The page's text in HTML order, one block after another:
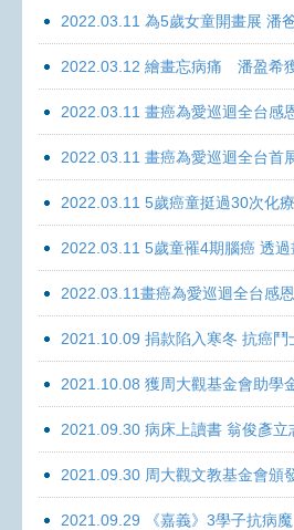
2022.03.11 為5歲女童開畫展 潘
2022.03.12 繪畫忘病痛 潘盈希
2022.03.11 畫癌為愛巡迴全台感
2022.03.11 畫癌為愛巡迴全台首
2022.03.11 5歲癌童挺過30次化
2022.03.11 5歲童罹4期腦癌 透
2022.03.11畫癌為愛巡迴全台感
2021.10.09 捐款陷入寒冬 抗癌鬥
2021.10.08 獲周大觀基金會助學
2021.09.30 病床上讀書 翁俊彥立
2021.09.30 周大觀文教基金會
2021.09.29 《嘉義》3學子抗病